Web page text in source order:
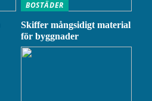
BOSTÄDER
Skiffer mångsidigt material
för byggnader